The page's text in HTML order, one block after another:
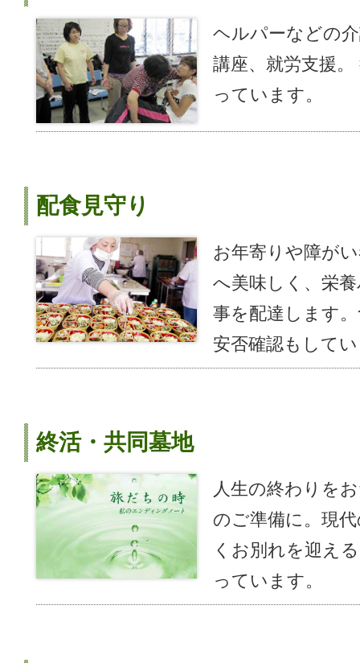
ヘルパーなどの
講座、就労支援
っています。
配食見守り
お年寄りや障が
へ美味しく、栄
事を配達します
安否確認もして
終活・共同墓地
人生の終わりを
のご準備に。現
くお別れを迎え
っています。